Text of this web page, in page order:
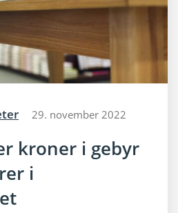
29. november 2022
kroner i gebyr
i